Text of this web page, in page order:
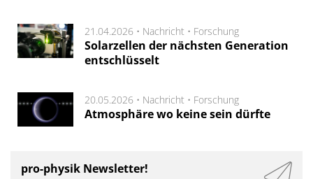
21.04.2026 • Nachricht • Forschung
Solarzellen der nächsten Generation
entschlüsselt
20.05.2026 • Nachricht • Forschung
Atmosphäre wo keine sein dürfte
pro-physik Newsletter!